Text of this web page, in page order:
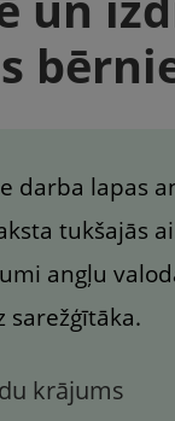
darba lapas
tukšajās
angļu
sarežģītāka.
krājums